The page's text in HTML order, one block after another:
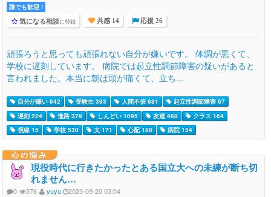
誰でも歓迎 !
気になる相談に登録 共感 14 応援 26
頑張ろうと思っても頑張れない自分が嫌いです。 体調が悪くて、
学校に遅刻しています。 病院では起立性調節障害の疑いがあると
言われました。本当に朝は頭が痛くて、立ち...
自分が嫌い 642 受験生 393 人間不信 681
起立性調節障害 67
遅刻 224
進路 379 しんどい 1095 友達 488
クラス 164
視線 15
学校 530 夫 171 心配 188 病院 154
心の悩み
現役時代に行きたかったとある国立大への未練が断ち切
れません…
0 376 yuyu 2023-09-20 03:04